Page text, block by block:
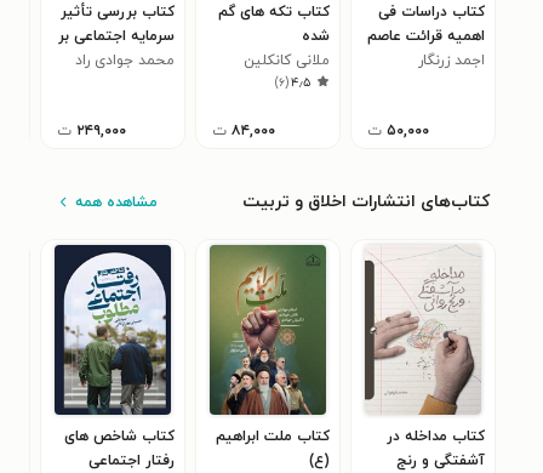
کتاب دراسات فی
اهمیه قرائت عاصم
اجمد زرنگار
۵۰,۰۰۰ ت
کتاب تکه های گم
شده
ملانی کانکلین
۴٫۵(۶)
۸۴,۰۰۰ ت
کتاب بررسی تأثیر
سرمایه اجتماعی بر
رفتارهای زیست
محمد جوادی راد
۲۴۹,۰۰۰ ت
کتاب‌های انتشارات اخلاق و تربیت مشاهده همه
کتاب مداخله در
آشفتگی و رنج
کتاب ملت ابراهیم
(ع)
کتاب شاخص های
رفتار اجتماعی